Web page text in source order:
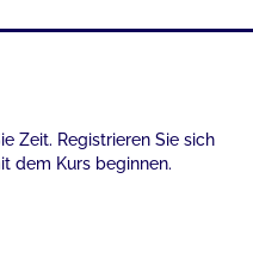
Zeit. Registrieren Sie sich
dem Kurs beginnen.